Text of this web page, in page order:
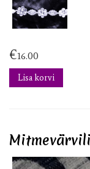
€16.00
Lisa korvi